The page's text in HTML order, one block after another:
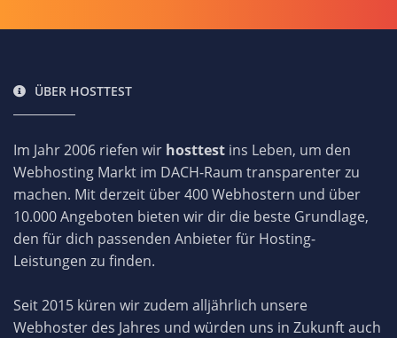
ÜBER HOSTTEST
Im Jahr 2006 riefen wir hosttest ins Leben, um den
Webhosting Markt im DACH-Raum transparenter zu
machen. Mit derzeit über 400 Webhostern und über
10.000 Angeboten bieten wir dir die beste Grundlage,
den für dich passenden Anbieter für Hosting-
Leistungen zu finden.
Seit 2015 küren wir zudem alljährlich unsere
Webhoster des Jahres und würden uns in Zukunft auch